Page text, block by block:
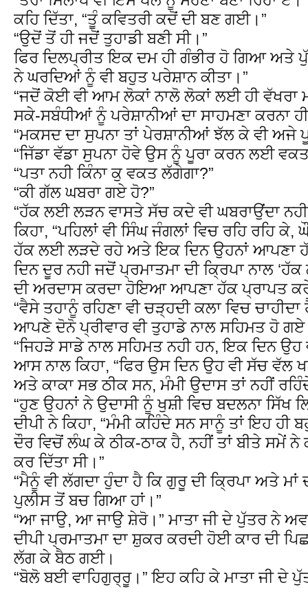
ਕਹਿ ਦਿੱਤਾ, “ਤੂੰ ਕਵਿਤਰੀ ਕਦੋਂ ਦੀ ਬਣ ਗਈ।”
“ਉਦੋਂ ਤੋਂ ਹੀ ਜਦੋਂ ਤੁਹਾਡੀ ਬਣੀ ਸੀ।”
ਫਿਰ ਦਿਲਪ੍ਰੀਤ ਇਕ ਦਮ ਹੀ ਗੰਭੀਰ ਹੋ ਗਿਆ ਅਤੇ
ਨੇ ਘਰਦਿਆਂ ਨੂੰ ਵੀ ਬਹੁਤ ਪਰੇਸ਼ਾਨ ਕੀਤਾ।”
“ਜਦੋਂ ਕੋਈ ਵੀ ਆਮ ਲੋਕਾਂ ਨਾਲੋ ਲੋਕਾਂ ਲਈ ਹੀ ਵੱਖਰਾ
ਸਕੇ-ਸਬੰਧੀਆਂ ਨੂੰ ਪਰੇਸ਼ਾਨੀਆਂ ਦਾ ਸਾਹਮਣਾ ਕਰਨਾ
“ਮਕਸਦ ਦਾ ਸੁਪਨਾ ਤਾਂ ਪੇਰਸ਼ਾਨੀਆਂ ਝੱਲ ਕੇ ਵੀ ਅਜੇ
“ਜਿੱਡਾ ਵੱਡਾ ਸੁਪਨਾ ਹੋਵੇ ਉਸ ਨੂੰ ਪੂਰਾ ਕਰਨ ਲਈ ਵਕਤ
“ਪਤਾ ਨਹੀ ਕਿੰਨਾ ਕੁ ਵਕਤ ਲੱਗੇਗਾ?”
“ਕੀ ਗੱਲ ਘਬਰਾ ਗਏ ਹੋ?”
“ਹੱਕ ਲਈ ਲੜਨ ਵਾਸਤੇ ਸੱਚ ਕਦੇ ਵੀ ਘਬਰਾਉਂਦਾ
ਕਿਹਾ, “ਪਹਿਲਾਂ ਵੀ ਸਿੰਘ ਜੰਗਲਾਂ ਵਿਚ ਰਹਿ ਰਹਿ
ਹੱਕ ਲਈ ਲੜਦੇ ਰਹੇ ਅਤੇ ਇਕ ਦਿਨ ਉਹਨਾਂ ਆਪਣਾ
ਦਿਨ ਦੂਰ ਨਹੀ ਜਦੋਂ ਪ੍ਰਮਾਤਮਾ ਦੀ ਕ੍ਰਿਪਾ ਨਾਲ
ਦੀ ਅਰਦਾਸ ਕਰਦਾ ਹੋਇਆ ਆਪਣਾ ਹੱਕ ਪ੍ਰਾਪਤ
“ਵੈਸੇ ਤਹਾਨੂੰ ਰਹਿਣਾ ਵੀ ਚੜ੍ਹਦੀ ਕਲਾ ਵਿਚ ਚਾਹੀਦਾ
ਆਪਣੇ ਦੋਨੋ ਪ੍ਰੀਵਾਰ ਵੀ ਤੁਹਾਡੇ ਨਾਲ ਸਹਿਮਤ ਹੋ
“ਜਿਹੜੇ ਸਾਡੇ ਨਾਲ ਸਹਿਮਤ ਨਹੀ ਹਨ, ਇਕ ਦਿਨ ਉਹ
ਆਸ ਨਾਲ ਕਿਹਾ, “ਫਿਰ ਉਸ ਦਿਨ ਉਹ ਵੀ ਸੱਚ ਵੱਲ
ਅਤੇ ਕਾਕਾ ਸਭ ਠੀਕ ਸਨ, ਮੰਮੀ ਉਦਾਸ ਤਾਂ ਨਹੀਂ
“ਹੁਣ ਉਹਨਾਂ ਨੇ ਉਦਾਸੀ ਨੂੰ ਖੁਸ਼ੀ ਵਿਚ ਬਦਲਨਾ ਸਿੱਖ
ਦੀਪੀ ਨੇ ਕਿਹਾ, “ਮੰਮੀ ਕਹਿੰਦੇ ਸਨ ਸਾਨੂੰ ਤਾਂ ਇਹ ਹੀ
ਦੌਰ ਵਿਚੋਂ ਲੰਘ ਕੇ ਠੀਕ-ਠਾਕ ਹੈ, ਨਹੀਂ ਤਾਂ ਬੀਤੇ ਸਮੇਂ
ਕਰ ਦਿੱਤਾ ਸੀ।”
“ਮੈਨੂੰ ਵੀ ਲੱਗਦਾ ਹੁੰਦਾ ਹੈ ਕਿ ਗੁਰੂ ਦੀ ਕ੍ਰਿਪਾ ਅਤੇ ਮਾਂ
ਪੁਲੀਸ ਤੋਂ ਬਚ ਗਿਆ ਹਾਂ।”
“ਆ ਜਾਉ, ਆ ਜਾਉ ਸ਼ੇਰੋ।” ਮਾਤਾ ਜੀ ਦੇ ਪੁੱਤਰ ਨੇ
ਦੀਪੀ ਪ੍ਰਮਾਤਮਾ ਦਾ ਸ਼ੁਕਰ ਕਰਦੀ ਹੋਈ ਕਾਰ ਦੀ
ਲੱਗ ਕੇ ਬੈਠ ਗਈ।
“ਬੋਲੋ ਬਈ ਵਾਹਿਗੁਰ੍ਰੂ।” ਇਹ ਕਹਿ ਕੇ ਮਾਤਾ ਜੀ ਦੇ